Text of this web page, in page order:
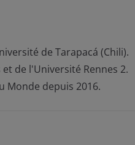
de Tarapacá (Chili).
de l'Université Rennes 2.
Monde depuis 2016.